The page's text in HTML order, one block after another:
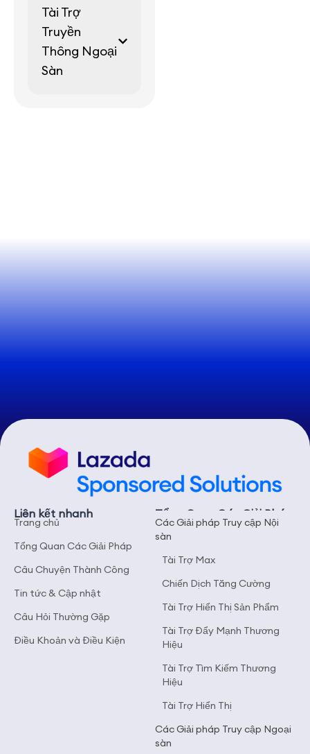
Tài Trợ
Truyền
Thông Ngoại
Sàn
Liên kết nhanh
Trang chủ
Tổng Quan Các Giải Pháp
Câu Chuyện Thành Công
Tin tức & Cập nhật
Câu Hỏi Thường Gặp
Điều Khoản và Điều Kiện
Tổng Quan Các Giải Pháp
Các Giải pháp Truy cập Nội
sàn
Tài Trợ Max
Chiến Dịch Tăng Cường
Tài Trợ Hiển Thị Sản Phẩm
Tài Trợ Đẩy Mạnh Thương
Hiệu
Tài Trợ Tìm Kiếm Thương
Hiệu
Tài Trợ Hiển Thị
Các Giải pháp Truy cập Ngoại
sàn